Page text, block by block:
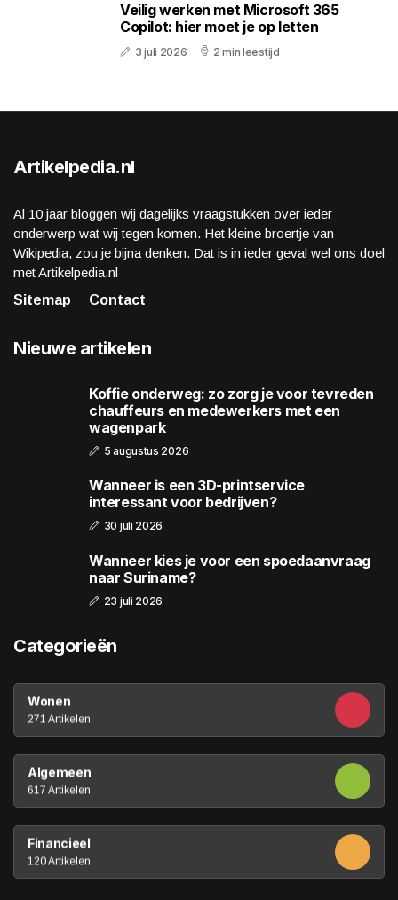
Veilig werken met Microsoft 365
Copilot: hier moet je op letten
3 juli 2026 2 min leestijd
Artikelpedia.nl
Al 10 jaar bloggen wij dagelijks vraagstukken over ieder
onderwerp wat wij tegen komen. Het kleine broertje van
Wikipedia, zou je bijna denken. Dat is in ieder geval wel ons doel
met Artikelpedia.nl
Sitemap
Contact
Nieuwe artikelen
Koffie onderweg: zo zorg je voor tevreden
chauffeurs en medewerkers met een
wagenpark
5 augustus 2026
Wanneer is een 3D-printservice
interessant voor bedrijven?
30 juli 2026
Wanneer kies je voor een spoedaanvraag
naar Suriname?
23 juli 2026
Categorieën
Wonen
271 Artikelen
Algemeen
617 Artikelen
Financieel
120 Artikelen